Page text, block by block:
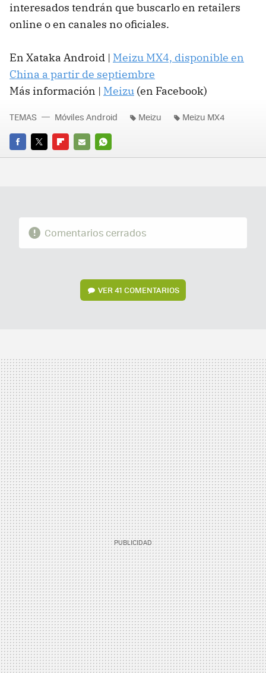
interesados tendrán que buscarlo en retailers
online o en canales no oficiales.
En Xataka Android | Meizu MX4, disponible en
China a partir de septiembre
Más información | Meizu (en Facebook)
FACEBOOK
TWITTERFLIPBOARD
E-
WHATSAPP
TEMAS Móviles Android Meizu Meizu MX4
Comentarios cerrados
VER41 COMENTARIOS